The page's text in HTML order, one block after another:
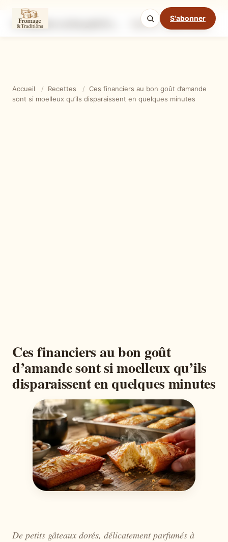
S'abonner
Ingrédients Étapes
Mode cuisine
Accueil / Recettes / Ces financiers au bon goût d’amande
sont si moelleux qu’ils disparaissent en quelques minutes
Ces financiers au bon goût
d’amande sont si moelleux qu’ils
disparaissent en quelques minutes
De petits gâteaux dorés, délicatement parfumés à